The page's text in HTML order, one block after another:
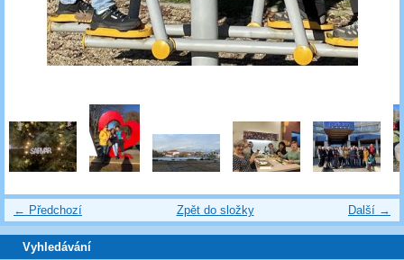
← Předchozí Další →
Zpět do složky
Vyhledávání